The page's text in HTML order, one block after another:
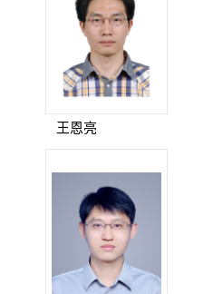
王恩亮